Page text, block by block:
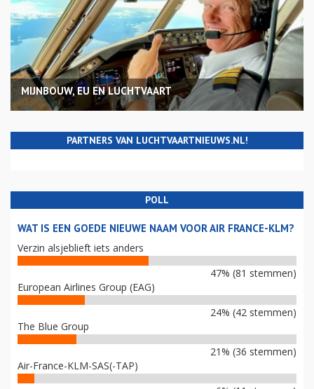
MIJNBOUW, EU EN LUCHTVAART
PARTNERS VAN LUCHTVAARTNIEUWS.NL!
POLL
WAT IS EEN GOEDE NIEUWE NAAM VOOR AIR FRANCE-KLM?
Verzin alsjeblieft iets anders
47% (81 stemmen)
European Airlines Group (EAG)
24% (42 stemmen)
The Blue Group
21% (36 stemmen)
Air-France-KLM-SAS(-TAP)